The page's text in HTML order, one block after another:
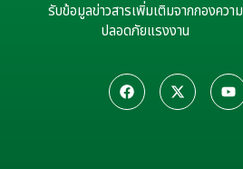
รับข้อมูลข่าวสารเพิ่มเติมจากกองความ
ปลอดภัยแรงงาน